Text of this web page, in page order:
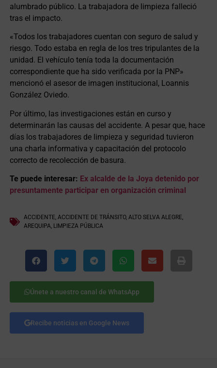
alumbrado público. La trabajadora de limpieza falleció
tras el impacto.
«Todos los trabajadores cuentan con seguro de salud y
riesgo. Todo estaba en regla de los tres tripulantes de la
unidad. El vehículo tenía toda la documentación
correspondiente que ha sido verificada por la PNP»
mencionó el asesor de imagen institucional, Loannis
González Oviedo.
Por último, las investigaciones están en curso y
determinarán las causas del accidente. A pesar que, hace
días los trabajadores de limpieza y seguridad tuvieron
una charla informativa y capacitación del protocolo
correcto de recolección de basura.
Te puede interesar: Ex alcalde de la Joya detenido por
presuntamente participar en organización criminal
ACCIDENTE, ACCIDENTE DE TRÁNSITO, ALTO SELVA ALEGRE,
AREQUIPA, LIMPIEZA PÚBLICA
Únete a nuestro canal de WhatsApp
Recibe noticias en Google News